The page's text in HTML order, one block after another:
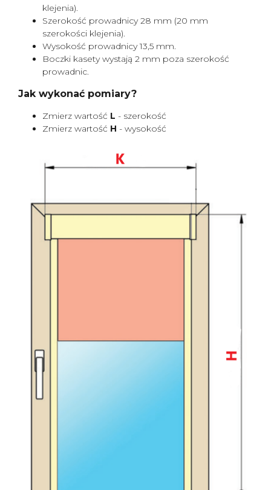
klejenia).
Szerokość prowadnicy 28 mm (20 mm
szerokości klejenia).
Wysokość prowadnicy 13,5 mm.
Boczki kasety wystają 2 mm poza szerokość
prowadnic.
Jak wykonać pomiary?
Zmierz wartość L - szerokość
Zmierz wartość H - wysokość